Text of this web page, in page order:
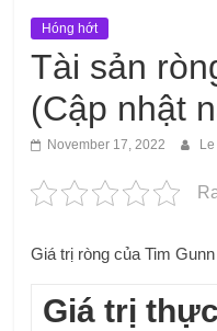
Hóng hớt
Tài sản
(Cập nhật
November 17, 2022
Giá trị ròng của Tim
Giá trị